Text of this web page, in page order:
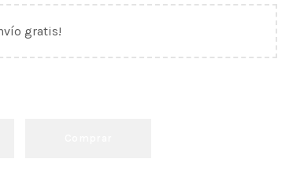
gratis!